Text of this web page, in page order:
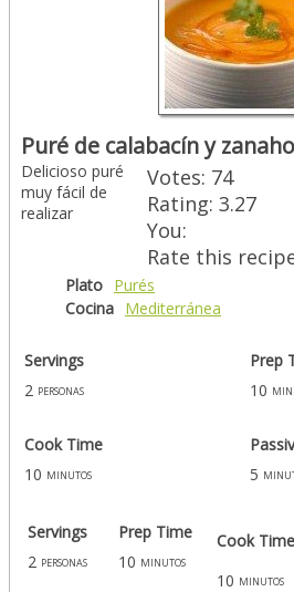
Puré de calabacín y
Votes: 74
Rating: 3.27
You:
Rate this
Delicioso puré
muy fácil de
realizar
Plato Purés
Cocina Mediterránea
Servings
Prep
2 personas 10
Cook Time
10 minutos 5
Servings
Prep Time
2 personas 10 minutos
Cook Time
10 minutos